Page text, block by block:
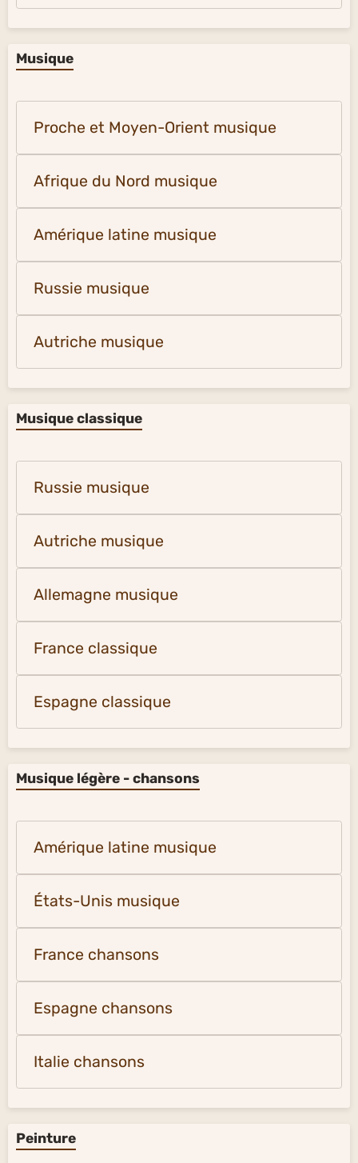
Musique
Proche et Moyen-Orient musique
Afrique du Nord musique
Amérique latine musique
Russie musique
Autriche musique
Musique classique
Russie musique
Autriche musique
Allemagne musique
France classique
Espagne classique
Musique légère - chansons
Amérique latine musique
États-Unis musique
France chansons
Espagne chansons
Italie chansons
Peinture